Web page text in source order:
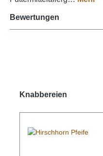
Bewertungen
Produktgalerie überspringen
Knabbereien